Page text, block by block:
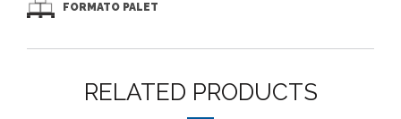
FORMATO PALET
RELATED PRODUCTS